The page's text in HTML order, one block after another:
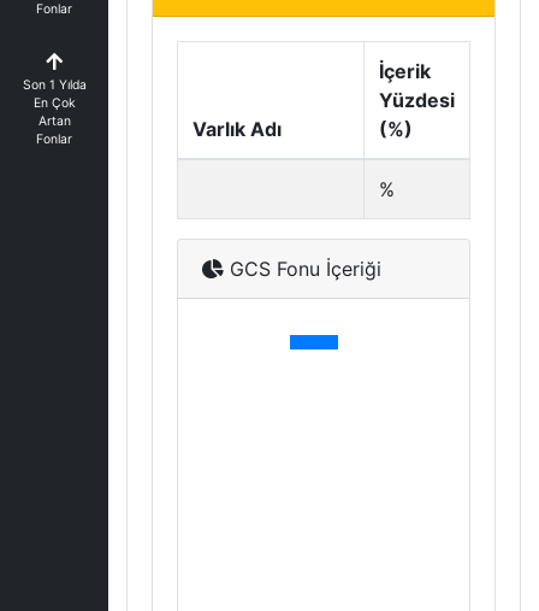
Fonlar
Son 1 Yılda
En Çok
Artan
Fonlar
Varlık Adı
İçerik
Yüzdesi
(%)
%
GCS Fonu İçeriği